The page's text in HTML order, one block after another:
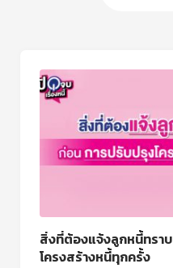
สิ่งที่ต้องแจ้งลูกหนี้ทรา
โครงสร้างหนี้ทุกครั้ง